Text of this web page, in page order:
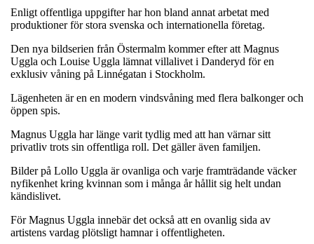
Enligt offentliga uppgifter har hon bland annat arbetat med
produktioner för stora svenska och internationella företag.
Den nya bildserien från Östermalm kommer efter att Magnus
Uggla och Louise Uggla lämnat villalivet i Danderyd för en
exklusiv våning på Linnégatan i Stockholm.
Lägenheten är en en modern vindsvåning med flera balkonger och
öppen spis.
Magnus Uggla har länge varit tydlig med att han värnar sitt
privatliv trots sin offentliga roll. Det gäller även familjen.
Bilder på Lollo Uggla är ovanliga och varje framträdande väcker
nyfikenhet kring kvinnan som i många år hållit sig helt undan
kändislivet.
För Magnus Uggla innebär det också att en ovanlig sida av
artistens vardag plötsligt hamnar i offentligheten.